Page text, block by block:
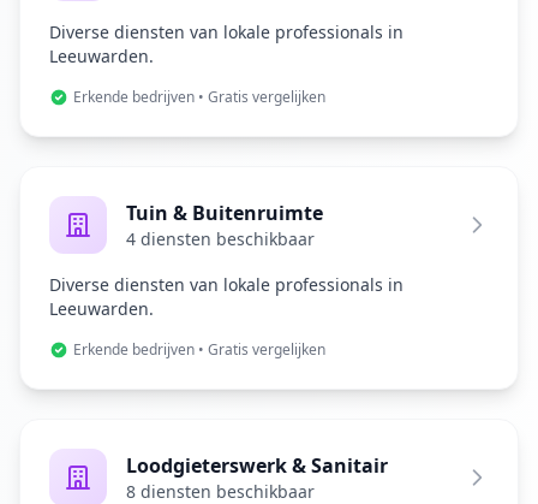
Diverse diensten van lokale professionals in
Leeuwarden.
Erkende bedrijven • Gratis vergelijken
Tuin & Buitenruimte
4 diensten beschikbaar
Diverse diensten van lokale professionals in
Leeuwarden.
Erkende bedrijven • Gratis vergelijken
Loodgieterswerk & Sanitair
8 diensten beschikbaar